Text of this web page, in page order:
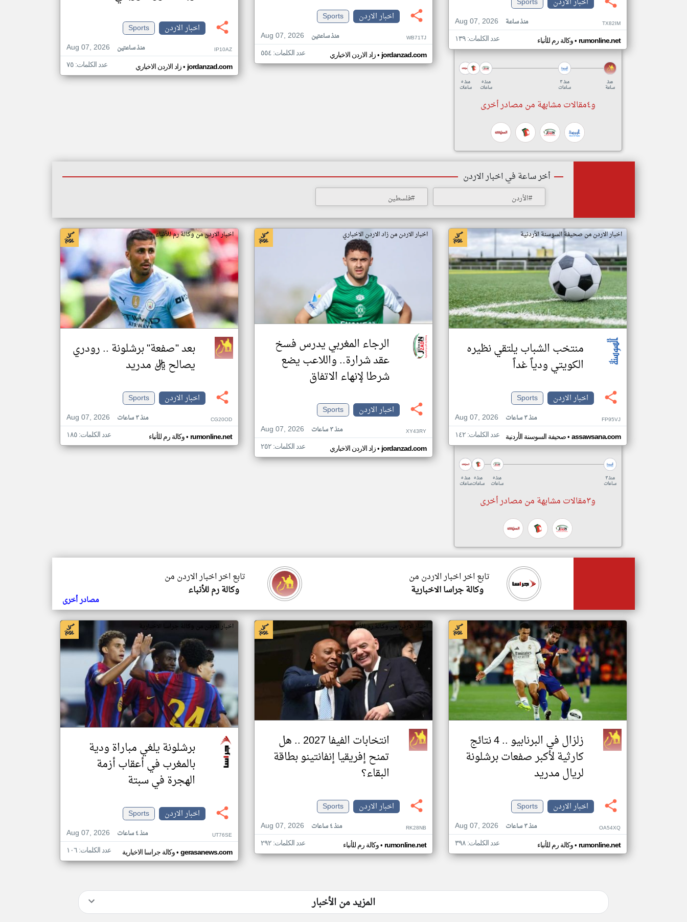
Aug 07, 2026
منذ ساعة TX82IM
وكالة رم للأنباء• rumonline.net عدد الكلمات: ١٣٩
منذ ٥
ساعات
منذ ٥
ساعات
منذ ٣
ساعات
منذ
ساعة
و٤مقالات مشابهة من مصادر أخرى
اخبار الاردن
Sports
Aug 07, 2026
منذ ساعتين WB71TJ
زاد الاردن الاخباري•jordanzad.com عدد الكلمات: ٥٥٤
اخبار الاردن
Sports
Aug 07, 2026
منذ ساعتين IP10AZ
زاد الاردن الاخباري•jordanzad.com عدد الكلمات: ٧٥
أخر ساعة في اخبار الاردن
#الأردن #فلسطين
اخبار الاردن من صحيفة السوسنة الأردنية
منتخب الشباب يلتقي نظيره
الكويتي ودياً غداً
اخبار الاردن
Sports
Aug 07, 2026
منذ ٣ ساعات FP95VJ
صحيفة السوسنة الأردنية• assawsana.com عدد الكلمات: ١٤٢
منذ ٥
ساعات
منذ ٥
ساعات
منذ ٥
ساعات
منذ ٣
ساعات
و٣مقالات مشابهة من مصادر أخرى
اخبار الاردن من زاد الاردن الاخباري
الرجاء المغربي يدرس فسخ
عقد شرارة.. واللاعب يضع
شرطا لإنهاء الاتفاق
اخبار الاردن
Sports
Aug 07, 2026
منذ ٣ ساعات XY43RY
زاد الاردن الاخباري•jordanzad.com عدد الكلمات: ٢٥٢
اخبار الاردن من وكالة رم للأنباء
بعد "صفعة" برشلونة .. رودري
يصالح ريال مدريد
اخبار الاردن
Sports
Aug 07, 2026
منذ ٣ ساعات CG20OD
وكالة رم للأنباء• rumonline.net عدد الكلمات: ١٨٥
تابع اخر اخبار الاردن من
وكالة رم للأنباء
تابع اخر اخبار الاردن من
وكالة جراسا الاخبارية
مصادر أخرى
اخبار الاردن من وكالة رم للأنباء
زلزال في البرنابيو .. 4 نتائج
كارثية لأكبر صفعات برشلونة
لريال مدريد
اخبار الاردن
Sports
Aug 07, 2026
منذ ٣ ساعات OA54XQ
وكالة رم للأنباء• rumonline.net عدد الكلمات: ٣٩٨
اخبار الاردن من وكالة رم للأنباء
انتخابات الفيفا 2027 .. هل
تمنح إفريقيا إنفانتينو بطاقة
البقاء؟
اخبار الاردن
Sports
Aug 07, 2026
منذ ٤ ساعات RK28NB
وكالة رم للأنباء• rumonline.net عدد الكلمات: ٢٩٢
اخبار الاردن من وكالة جراسا الاخبارية
برشلونة يلغي مباراة ودية
بالمغرب في أعقاب أزمة
الهجرة في سبتة
اخبار الاردن
Sports
Aug 07, 2026
منذ ٤ ساعات UT76SE
وكالة جراسا الاخبارية• gerasanews.com عدد الكلمات: ١٠٦
المزيد من الأخبار